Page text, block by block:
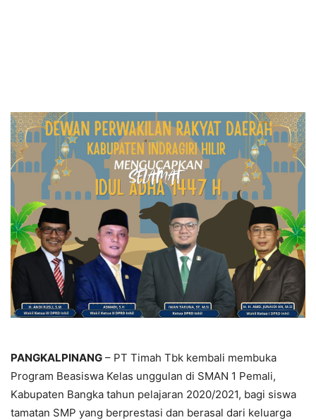
PANGKALPINANG – PT Timah Tbk kembali membuka
Program Beasiswa Kelas unggulan di SMAN 1 Pemali,
Kabupaten Bangka tahun pelajaran 2020/2021, bagi siswa
tamatan SMP yang berprestasi dan berasal dari keluarga